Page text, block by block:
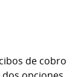
de cobro